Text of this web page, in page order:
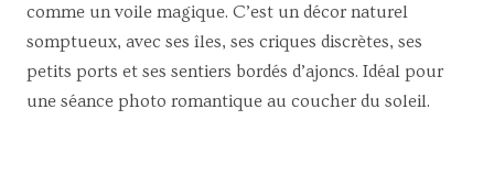
comme un voile magique. C’est un décor naturel
somptueux, avec ses îles, ses criques discrètes, ses
petits ports et ses sentiers bordés d’ajoncs. Idéal pour
une séance photo romantique au coucher du soleil.